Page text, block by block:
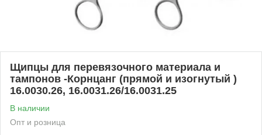
Щипцы для перевязочного материала и
тампонов -Корнцанг (прямой и изогнутый )
16.0030.26, 16.0031.26/16.0031.25
В наличии
Опт и розница